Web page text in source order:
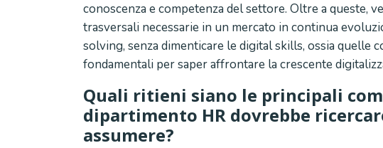
conoscenza e competenza del settore. Oltre a queste,
trasversali necessarie in un mercato in continua
solving, senza dimenticare le digital skills, ossia quelle
fondamentali per saper affrontare la crescente
Quali ritieni siano le principali
dipartimento HR dovrebbe
assumere?